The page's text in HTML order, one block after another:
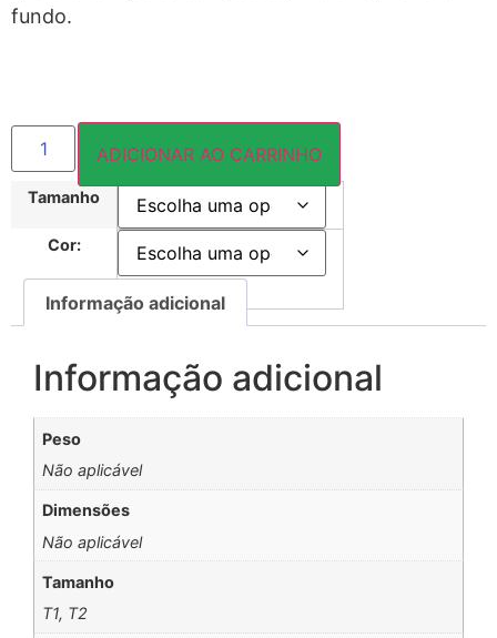
fundo.
Tamanho
Cor:
ADICIONAR AO CARRINHO
Informação adicional
Informação adicional
Peso
Não aplicável
Dimensões
Não aplicável
Tamanho
T1, T2